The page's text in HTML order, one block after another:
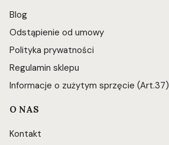
Blog
Odstąpienie od umowy
Polityka prywatności
Regulamin sklepu
Informacje o zużytym sprzęcie (Art.37)
O NAS
Kontakt